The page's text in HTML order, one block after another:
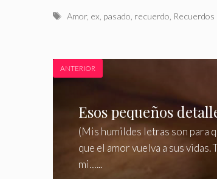
Etiquetas
Amor, ex pasado recuerdo Recuerdos
ANTERIOR
Esos pequeños
(Mis humildes letras son para
que el amor vuelva a sus
mi…...